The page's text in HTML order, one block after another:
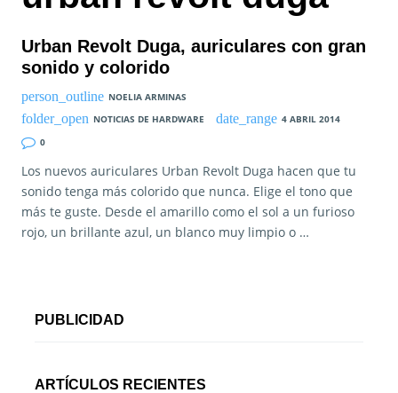
Urban Revolt Duga, auriculares con gran
sonido y colorido
NOELIA ARMINAS
NOTICIAS DE HARDWARE
4 ABRIL 2014
0
Los nuevos auriculares Urban Revolt Duga hacen que tu
sonido tenga más colorido que nunca. Elige el tono que
más te guste. Desde el amarillo como el sol a un furioso
rojo, un brillante azul, un blanco muy limpio o …
PUBLICIDAD
ARTÍCULOS RECIENTES